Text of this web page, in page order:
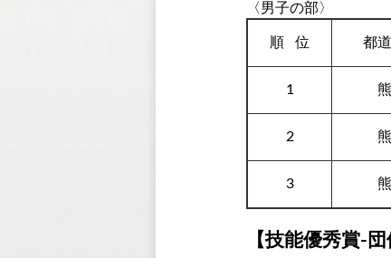
〈男子の部〉
順位 都
1
2
3
【技能優秀賞-団